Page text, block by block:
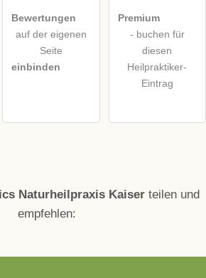
Bewertungen
auf der eigenen
Seite
einbinden
Premium
- buchen für
diesen
Heilpraktiker-
Eintrag
Naturheilpraxis Kaiserteilen und
empfehlen: